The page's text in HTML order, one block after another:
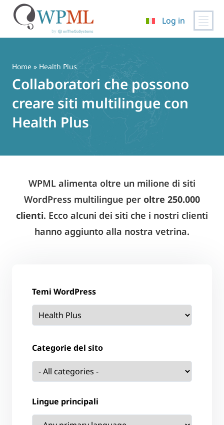
contenuto
Log in
Home » Health Plus
Collaboratori che possono
creare siti multilingue con
Health Plus
WPML alimenta oltre un milione di siti
WordPress multilingue per oltre 250.000
clienti. Ecco alcuni dei siti che i nostri clienti
hanno aggiunto alla nostra vetrina.
Temi WordPress
Categorie del sito
Lingue principali